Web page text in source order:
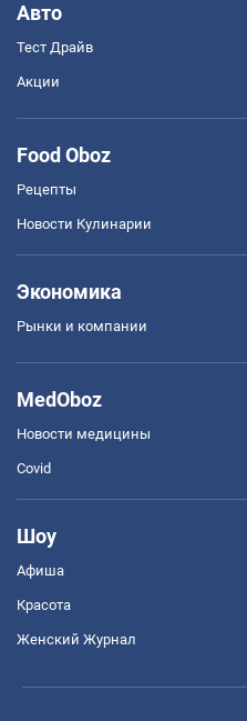
Авто
Тест Драйв
Акции
Food Oboz
Рецепты
Новости Кулинарии
Экономика
Рынки и компании
MedOboz
Новости медицины
Covid
Шоу
Афиша
Красота
Женский Журнал